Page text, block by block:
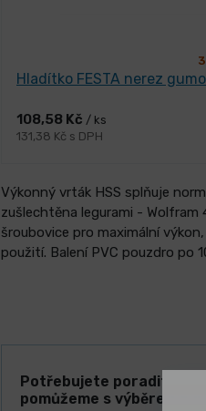
Hladítko FESTA nerez
108,58 Kč / ks
131,38 Kč s DPH
Výkonný vrták HSS splňuje
zušlechtěna legurami - Wolfram
šroubovice pro maximální
použití. Balení PVC pouzdro po
Potřebujete poradit? Rádi
pomůžeme s výběrem!